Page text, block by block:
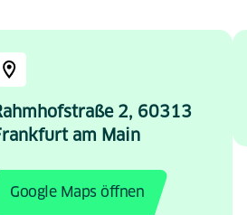
2, 60313
am Main
Google Maps öffnen